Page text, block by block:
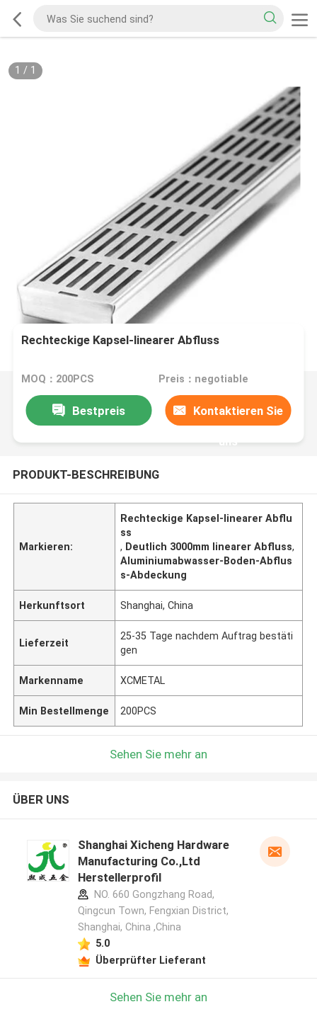
1 / 1
Rechteckige Kapsel-linearer Abfluss
MOQ：200PCS Preis：negotiable
Bestpreis Kontaktieren Sie
uns
PRODUKT-BESCHREIBUNG
Markieren:
Rechteckige Kapsel-linearer Abflu
ss
, Deutlich 3000mm linearer Abfluss,
Aluminiumabwasser-Boden-Abflus
s-Abdeckung
Herkunftsort Shanghai, China
Lieferzeit
25-35 Tage nachdem Auftrag bestäti
gen
Markenname XCMETAL
Min Bestellmenge 200PCS
Sehen Sie mehr an
ÜBER UNS
Shanghai Xicheng Hardware
Manufacturing Co.,Ltd
Herstellerprofil
NO. 660 Gongzhang Road,
Qingcun Town, Fengxian District,
Shanghai, China ,China
5.0
Überprüfter Lieferant
Sehen Sie mehr an